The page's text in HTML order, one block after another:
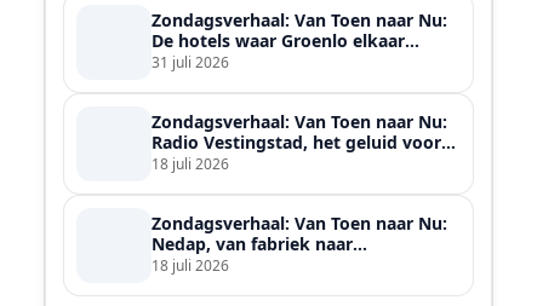
Zondagsverhaal: Van Toen naar Nu:
De hotels waar Groenlo elkaar
ontmoette
31 juli 2026
Zondagsverhaal: Van Toen naar Nu:
Radio Vestingstad, het geluid voor
heel de streek
18 juli 2026
Zondagsverhaal: Van Toen naar Nu:
Nedap, van fabriek naar
wereldspeler
18 juli 2026